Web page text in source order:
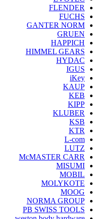
FLENDER
FUCHS
GANTER NORM
GRUEN
HAPPICH
HIMMEL GEARS
HYDAC
IGUS
iKey
KAUP
KEB
KIPP
KLUBER
KSB
KTR
L-com
LUTZ
McMASTER CARR
MISUMI
MOBIL
MOLYKOTE
MOOG
NORMA GROUP
PB SWISS TOOLS